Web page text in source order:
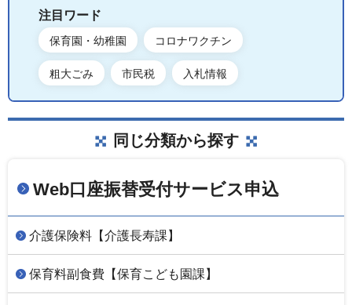
注目ワード
保育園・幼稚園 コロナワクチン
粗大ごみ 市民税 入札情報
同じ分類から探す
Web口座振替受付サービス申込
介護保険料【介護長寿課】
保育料副食費【保育こども園課】